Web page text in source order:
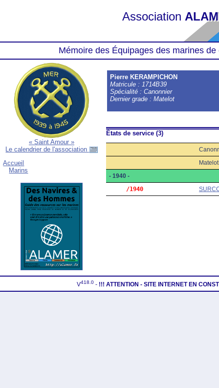
Association
Mémoire des Équipages des marines
« Saint Amour »
Le calendrier de l'association
Accueil
Marins
Pierre KERAMPICHON
Matricule : 1714B39
Spécialité : Canonnier
Dernier grade : Matelot
États de service (3)
Matelot
- 1940 -
     /1940
V418.0 - !!! ATTENTION - SITE INTERNET EN